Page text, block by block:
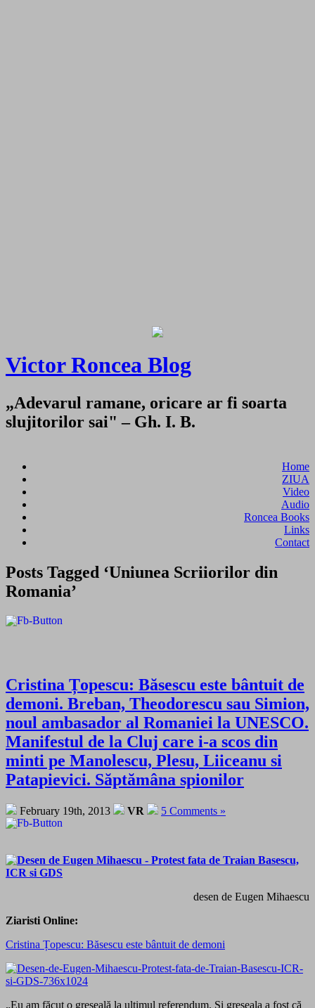
Victor Roncea Blog
„Adevarul ramane, oricare ar fi soarta
slujitorilor sai" – Gh. I. B.
Home
ZIUA
Video
Audio
Roncea Books
Links
Contact
Posts Tagged ‘Uniunea Scriiorilor din
Romania’
Cristina Țopescu: Băsescu este bântuit de
demoni. Breban, Theodorescu sau Simion,
noul ambasador al Romaniei la UNESCO.
Manifestul de la Cluj care i-a scos din
minti pe Manolescu, Plesu, Liiceanu si
Patapievici. Săptămâna spionilor
February 19th, 2013 VR 5 Comments »
desen de Eugen Mihaescu
Ziaristi Online:
Cristina Țopescu: Băsescu este bântuit de demoni
„Eu am făcut o greşeală la ultimul referendum. Şi greşeala a fost că